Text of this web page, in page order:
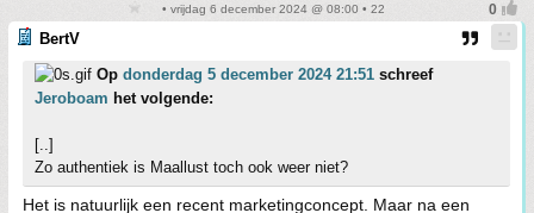
• vrijdag 6 december 2024 @ 08:00 • 22
BertV
Op donderdag 5 december 2024 21:51 schreef
Jeroboam het volgende:
[..]
Zo authentiek is Maallust toch ook weer niet?
Het is natuurlijk een recent marketingconcept. Maar na een